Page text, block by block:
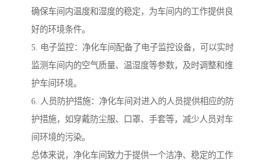
确保车间内温度和湿度的稳定，为车间内的工作提供良
好的环境条件。
5. 电子监控：净化车间配备了电子监控设备，可以实时
监测车间内的空气质量、温湿度等参数，及时调整和维
护车间环境。
6. 人员防护措施：净化车间对进入的人员提供相应的防
护措施，如穿戴防尘服、口罩、手套等，减少人员对车
间环境的污染。
总体来说，净化车间致力于提供一个洁净、稳定的工作